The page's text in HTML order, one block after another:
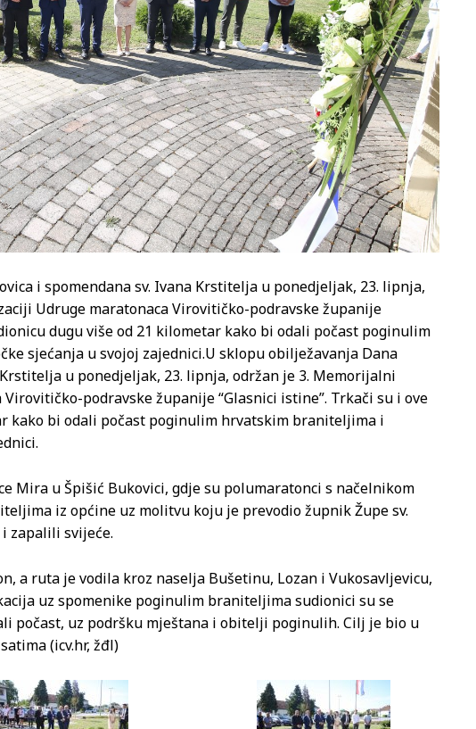
i spomendana sv. Ivana Krstitelja u ponedjeljak, 23. lipnja,
Udruge maratonaca Virovitičko-podravske županije
dugu više od 21 kilometar kako bi odali počast poginulim
sjećanja u svojoj zajednici.U sklopu obilježavanja Dana
u ponedjeljak, 23. lipnja, održan je 3. Memorijalni
podravske županije “Glasnici istine”. Trkači su i ove
kako bi odali počast poginulim hrvatskim braniteljima i
Mira u Špišić Bukovici, gdje su polumaratonci s načelnikom
iz općine uz molitvu koju je prevodio župnik Župe sv.
zapalili svijeće.
a ruta je vodila kroz naselja Bušetinu, Lozan i Vukosavljevicu,
uz spomenike poginulim braniteljima sudionici su se
počast, uz podršku mještana i obitelji poginulih. Cilj je bio u
(icv.hr, žđl)